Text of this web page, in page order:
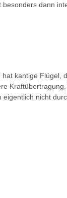
dann
kantige Flügel,
nicht